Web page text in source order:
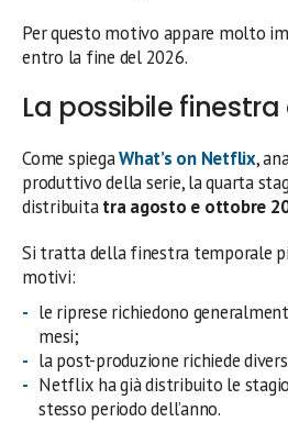
Per questo motivo appare molto
entro la fine del 2026.
La possibile
Come spiegaWhat’s on Netflix,
produttivo della serie, la quarta
distribuitatra agosto e ottobre
Si tratta della finestra temporale
motivi:
le riprese richiedono
mesi;
la post-produzione richiede
Netflix ha già distribuito le
stesso periodo dell’anno.